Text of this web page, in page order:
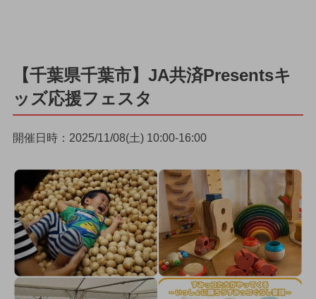
【千葉県千葉市】JA共済Presentsキ
ッズ応援フェスタ
開催日時：2025/11/08(土) 10:00-16:00